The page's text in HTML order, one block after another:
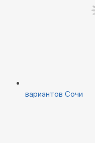
вариантов Сочи